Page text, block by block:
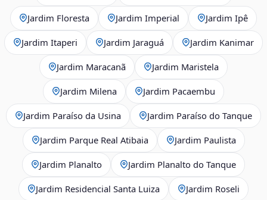
Jardim Floresta Jardim Imperial Jardim Ipê
Jardim Itaperi Jardim Jaraguá Jardim Kanimar
Jardim Maracanã Jardim Maristela
Jardim Milena Jardim Pacaembu
Jardim Paraíso da Usina Jardim Paraíso do Tanque
Jardim Parque Real Atibaia Jardim Paulista
Jardim Planalto Jardim Planalto do Tanque
Jardim Residencial Santa Luiza Jardim Roseli